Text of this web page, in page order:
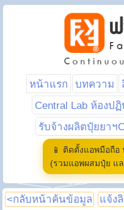
หน้าแรก บทความ
Central Lab ห้องป
รับจ้างผลิตปุ๋ยยาฯ
📱 ติดตั้งแอพมือถือ
(รวมแอพผสมปุ๋ย แ
<กลับหน้าค้นข้อมูล แจ้ง